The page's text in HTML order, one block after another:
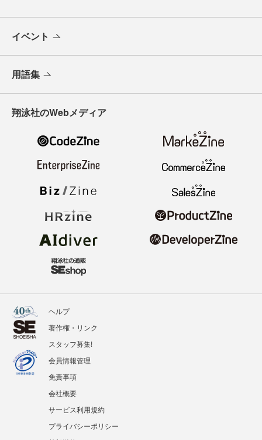
イベント
用語集
翔泳社のWebメディア
ヘルプ
著作権・リンク
スタッフ募集!
会員情報管理
免責事項
会社概要
サービス利用規約
プライバシーポリシー